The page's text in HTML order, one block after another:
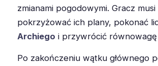
zmianami pogodowymi. Gracz musi
pokrzyżować ich plany, pokonać
Archiego i przywrócić
Po zakończeniu wątku głównego